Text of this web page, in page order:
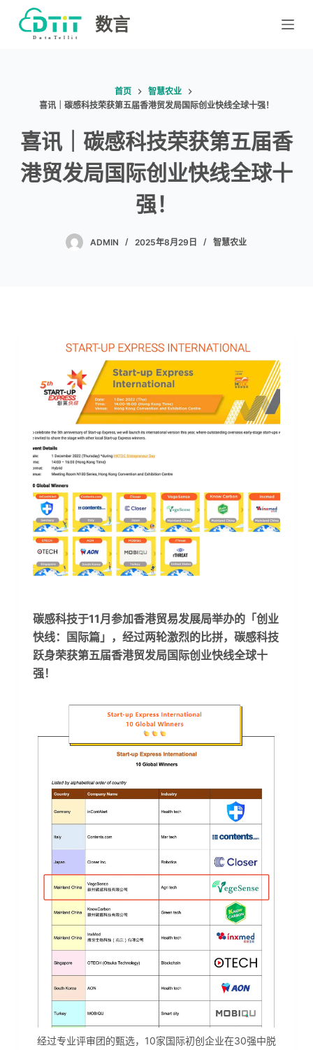
跳
过
数言
首页
智慧农业
喜讯｜碳感科技荣获第五届香港贸发局国际创业快线全球十强！
喜讯｜碳感科技荣获第五届香
港贸发局国际创业快线全球十
强！
ADMIN 2025年8月29日 智慧农业
碳感科技于11月参加香港贸易发展局举办的「创业
快线：国际篇」，经过两轮激烈的比拼，碳感科技
跃身荣获第五届香港贸发局国际创业快线全球十
强！
经过专业评审团的甄选，10家国际初创企业在30强中脱